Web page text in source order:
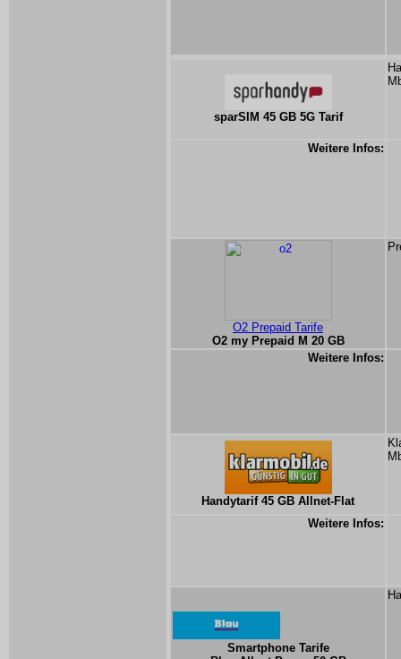
sparSIM 45 GB 5G Tarif
Weitere Infos:
O2 Prepaid Tarife
O2 my Prepaid M 20 GB
Weitere Infos:
Handytarif 45 GB Allnet-Flat
Weitere Infos:
Smartphone Tarife